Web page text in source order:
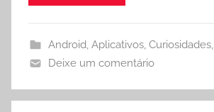
Android, Aplicativos, Curiosidades,
Deixe um comentário